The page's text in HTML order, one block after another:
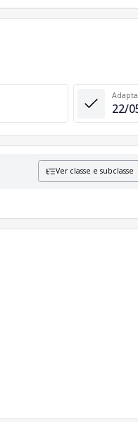
22/
Ver classe e subclasse